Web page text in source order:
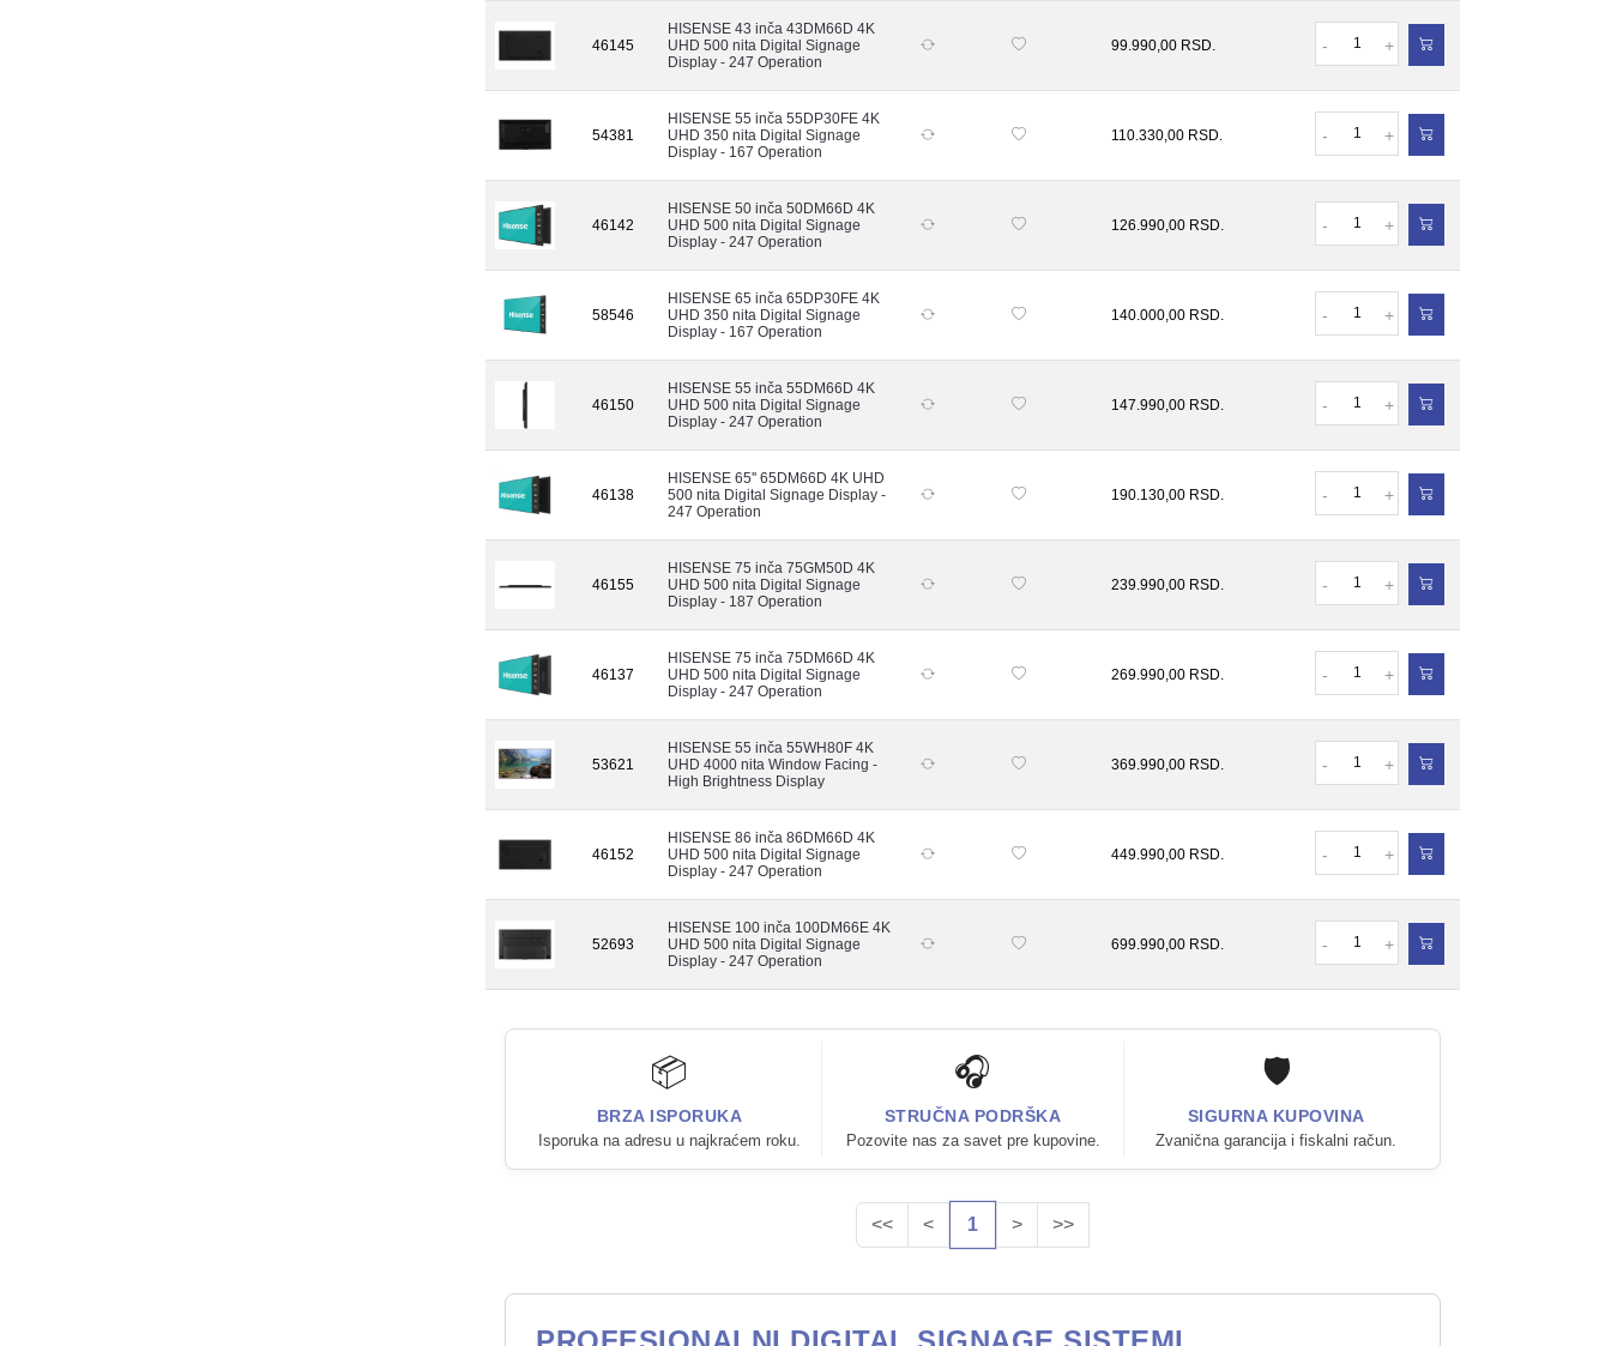
46145
HISENSE 43 inča 43DM66D 4K
UHD 500 nita Digital Signage
Display - 247 Operation
99.990,00 RSD. - +
54381
HISENSE 55 inča 55DP30FE 4K
UHD 350 nita Digital Signage
Display - 167 Operation
110.330,00 RSD. - +
46142
HISENSE 50 inča 50DM66D 4K
UHD 500 nita Digital Signage
Display - 247 Operation
126.990,00 RSD. - +
58546
HISENSE 65 inča 65DP30FE 4K
UHD 350 nita Digital Signage
Display - 167 Operation
140.000,00 RSD. - +
46150
HISENSE 55 inča 55DM66D 4K
UHD 500 nita Digital Signage
Display - 247 Operation
147.990,00 RSD. - +
46138
HISENSE 65'' 65DM66D 4K UHD
500 nita Digital Signage Display -
247 Operation
190.130,00 RSD. - +
46155
HISENSE 75 inča 75GM50D 4K
UHD 500 nita Digital Signage
Display - 187 Operation
239.990,00 RSD. - +
46137
HISENSE 75 inča 75DM66D 4K
UHD 500 nita Digital Signage
Display - 247 Operation
269.990,00 RSD. - +
53621
HISENSE 55 inča 55WH80F 4K
UHD 4000 nita Window Facing -
High Brightness Display
369.990,00 RSD. - +
46152
HISENSE 86 inča 86DM66D 4K
UHD 500 nita Digital Signage
Display - 247 Operation
449.990,00 RSD. - +
52693
HISENSE 100 inča 100DM66E 4K
UHD 500 nita Digital Signage
Display - 247 Operation
699.990,00 RSD. - +
📦
BRZA ISPORUKA
Isporuka na adresu u najkraćem roku.
🎧
STRUČNA PODRŠKA
Pozovite nas za savet pre kupovine.
🛡️
SIGURNA KUPOVINA
Zvanična garancija i fiskalni račun.
<< < 1 > >>